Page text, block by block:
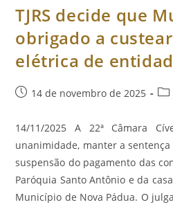
Por
Não
Fiscalizar
Despejo
De
Esgoto
Sanitário
Uruguai.
TJRS decide que
obrigado a
elétrica de
Post14 de novembro de 2025
14/11/2025 A 22ª Câmara
unanimidade, manter a
suspensão do pagamento das
Paróquia Santo Antônio e da
Município de Nova Pádua. O